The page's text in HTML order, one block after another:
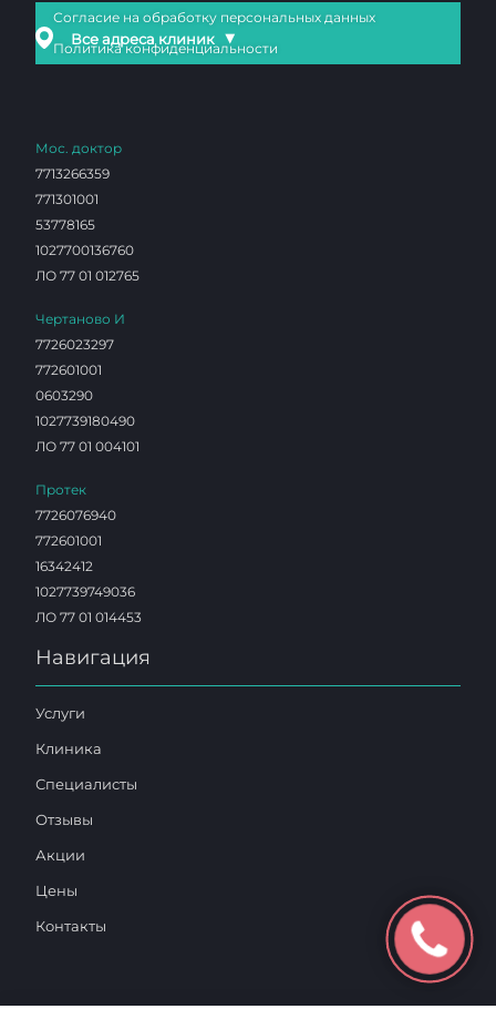
Все адреса клиник ▼
Согласие на обработку персональных данных
Политика конфиденциальности
Мос. доктор
7713266359
771301001
53778165
1027700136760
ЛО 77 01 012765
Чертаново И
7726023297
772601001
0603290
1027739180490
ЛО 77 01 004101
Протек
7726076940
772601001
16342412
1027739749036
ЛО 77 01 014453
Навигация
Услуги
Клиника
Специалисты
Отзывы
Акции
Цены
Контакты